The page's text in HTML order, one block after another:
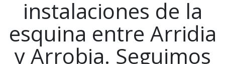
instalaciones de la
esquina entre Arridia
y Arrobia. Seguimos